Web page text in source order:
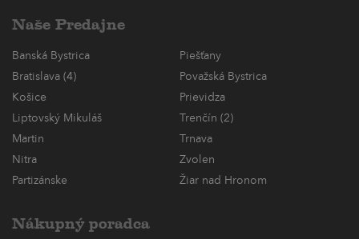
Naše Predajne
Banská Bystrica
Piešťany
Bratislava (4)
Považská Bystrica
Košice
Prievidza
Liptovský Mikuláš
Trenčín (2)
Martin
Trnava
Nitra
Zvolen
Partizánske
Žiar nad Hronom
Nákupný poradca